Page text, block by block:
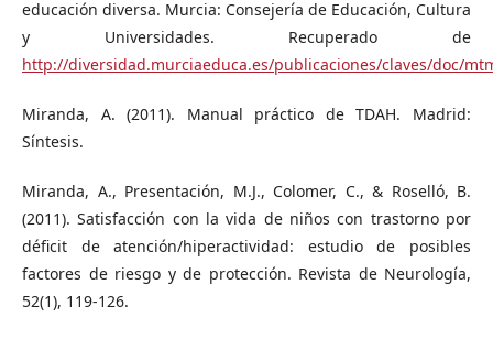
educación diversa. Murcia: Consejería de Educación, Cultura
y Universidades. Recuperado de
http://diversidad.murciaeduca.es/publicaciones/claves/doc/
Miranda, A. (2011). Manual práctico de TDAH. Madrid:
Síntesis.
Miranda, A., Presentación, M.J., Colomer, C., & Roselló, B.
(2011). Satisfacción con la vida de niños con trastorno por
déficit de atención/hiperactividad: estudio de posibles
factores de riesgo y de protección. Revista de Neurología,
52(1), 119-126.